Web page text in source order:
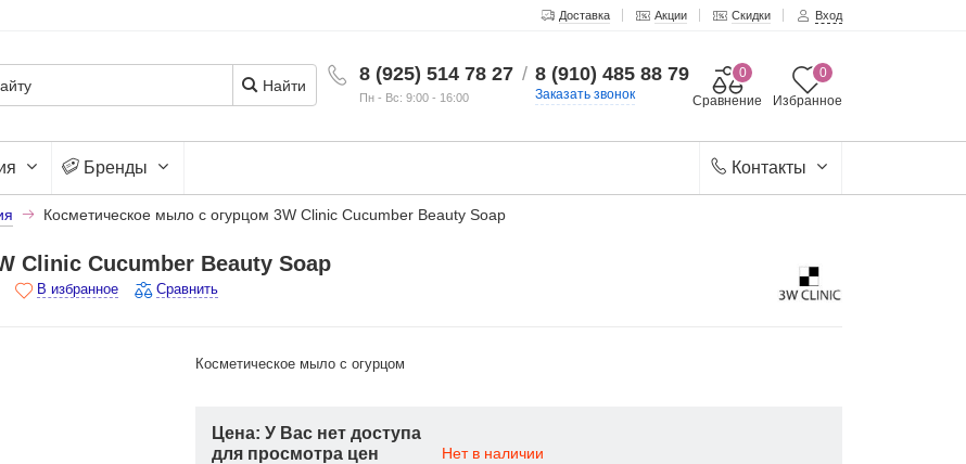
Доставка Акции Скидки Вход
8 (925) 514 78 27
Пн - Вс: 9:00 - 16:00
/ 8 (910) 485 88 79
Заказать звонок Избранное
0
Сравнение
0
Найти
Бренды Контакты
Косметическое мыло с огурцом 3W Clinic Cucumber Beauty Soap
Clinic Cucumber Beauty Soap
В избранное Сравнить
Косметическое мыло с огурцом
Цена: У Вас нет доступа
для просмотра цен
Нет в наличии